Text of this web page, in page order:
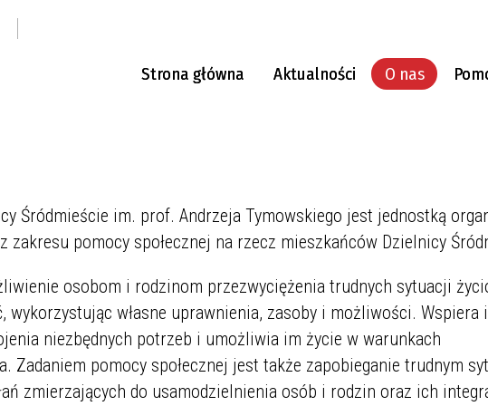
Strona główna Aktualności O nas
Spotkajmy się na Twardej w
ogrodzie
Festiwal Lato Seniora
Śródmieście im. prof. Andrzeja Tymowskiego jest jednostką
zakresu pomocy społecznej na rzecz mieszkańców Dzielnicy
osobom i rodzinom przezwyciężenia trudnych sytuacji
wykorzystując własne uprawnienia, zasoby i możliwości. Wspiera
niezbędnych potrzeb i umożliwia im życie w warunkach
Zadaniem pomocy społecznej jest także zapobieganie trudnym
zmierzających do usamodzielnienia osób i rodzin oraz ich